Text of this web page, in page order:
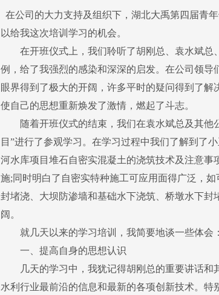
在公司的大力支持及组织下，湖北大禹第四届青
以给我这次培训学习的机会。
在开班仪式上，我们聆听了胡刚总、袁水斌总
例，给了我强烈的感染和深深的启发。在公司领
眼界得到了极大的开阔，许多平时的疑问得到了
使自己的思想重新焕发了激情，燃起了斗志。
随着开班仪式的结束，我们在袁水斌总及其他
目”进行了参观学习。在学习过程中我们了解到了
河水库项目堆石自密实混凝土的浇筑技术及注意
施;同时明白了自密实特种施工可应用面得广泛，
封堵浇、大坝防渗墙和基础水下浇筑、桥墩水下
阔。
就几天以来的学习培训，我简要地谈一些体会：
一、提高自身的思想认识
几天的学习中，我犹记得胡刚总的重要讲话和
水利行业最前沿的信息和最新的各项创新技术。